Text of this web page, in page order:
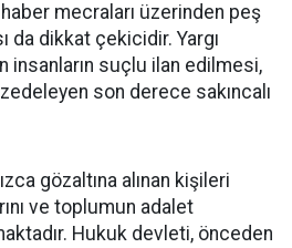
mecraları üzerinden peş
da dikkat çekicidir. Yargı
insanların suçlu ilan edilmesi,
son derece sakıncalı
gözaltına alınan kişileri
ve toplumun adalet
Hukuk devleti, önceden